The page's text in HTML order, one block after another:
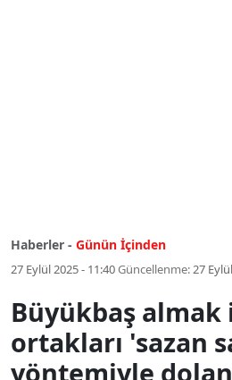
Haberler - Günün İçinden
27 Eylül 2025 - 11:40Güncellenme:27
Büyükbaş almak
ortakları 'sazan
yöntemiyle